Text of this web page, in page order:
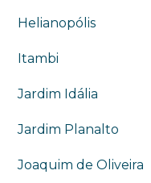
Helianopólis
Itambi
Jardim Idália
Jardim Planalto
Joaquim de Oliveira